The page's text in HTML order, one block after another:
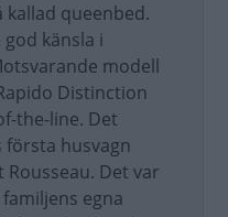
kallad queenbed.
känsla i
modell
Distinction
the-line. Det
första husvagn
Rousseau. Det var
egna